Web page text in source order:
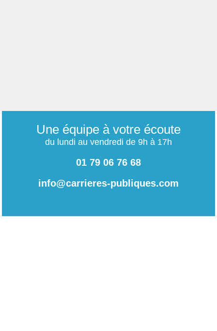
Une équipe à votre écoute
du lundi au vendredi de 9h à 17h
01 79 06 76 68
info@carrieres-publiques.com